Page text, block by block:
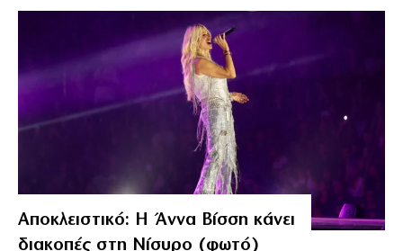
Αποκλειστικό: Η Άννα Βίσση κάνει
διακοπές στη Νίσυρο (φωτό)